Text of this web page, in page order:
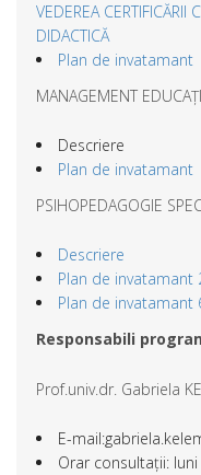
VEDEREA CERTIFICĂRII
DIDACTICĂ
Plan de invatamant
MANAGEMENT
Descriere
Plan de invatamant
PSIHOPEDAGOGIE
Descriere
Plan de invatamant
Plan de invatamant
Responsabili
Prof.univ.dr. Gabriela
E-
Orar consultații: